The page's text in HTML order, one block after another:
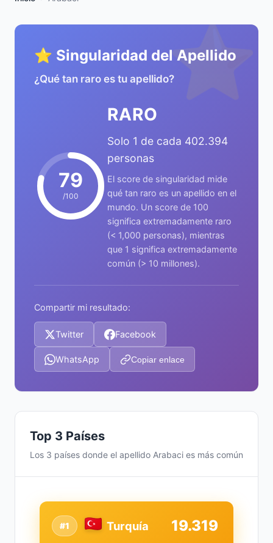
⭐
⭐ Singularidad del Apellido
¿Qué tan raro es tu apellido?
79
/100
RARO
Solo 1 de cada 402.394
personas
El score de singularidad mide
qué tan raro es un apellido en el
mundo. Un score de 100
significa extremadamente raro
(< 1,000 personas), mientras
que 1 significa extremadamente
común (> 10 millones).
Compartir mi resultado:
Twitter Facebook
WhatsApp Copiar enlace
Top 3 Países
Los 3 países donde el apellido Arabaci es más común
#1 Turquía 19.319